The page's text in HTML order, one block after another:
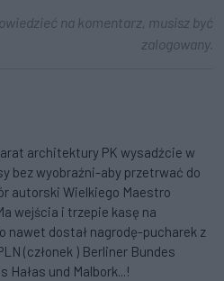
na komentarz, musisz być
zalogowany.
architektury PK wysadźcie w
bez wyobraźni-aby przetrwać do
autorski Wielkiego Maestro
wejścia i trzepie kasę na
nawet dostał nagrodę-pucharek z
(członek ) Berliner Bundes
Hałas und Malbork...!